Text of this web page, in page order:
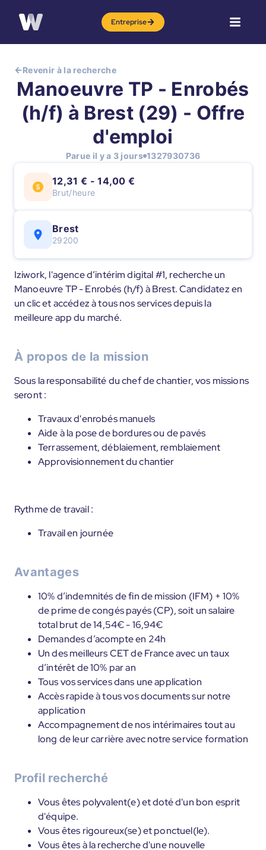
Entreprise
Revenir à la recherche
Manoeuvre TP - Enrobés
(h/f) à Brest (29) - Offre
d'emploi
Parue il y a 3 jours 1327930736
12,31 € - 14,00 €
Brut/heure
Brest
29200
Iziwork, l'agence d’intérim digital #1, recherche un
Manoeuvre TP - Enrobés (h/f) à Brest. Candidatez en
un clic et accédez à tous nos services depuis la
meilleure app du marché.
À propos de la mission
Sous la responsabilité du chef de chantier, vos missions
seront :
Travaux d'enrobés manuels
Aide à la pose de bordures ou de pavés
Terrassement, déblaiement, remblaiement
Approvisionnement du chantier
Rythme de travail :
Travail en journée
Avantages
10% d’indemnités de fin de mission (IFM) + 10%
de prime de congés payés (CP), soit un salaire
total brut de 14,54€ - 16,94€
Demandes d’acompte en 24h
Un des meilleurs CET de France avec un taux
d’intérêt de 10% par an
Tous vos services dans une application
Accès rapide à tous vos documents sur notre
application
Accompagnement de nos intérimaires tout au
long de leur carrière avec notre service formation
Profil recherché
Vous êtes polyvalent(e) et doté d'un bon esprit
d'équipe.
Vous êtes rigoureux(se) et ponctuel(le).
Vous êtes à la recherche d'une nouvelle